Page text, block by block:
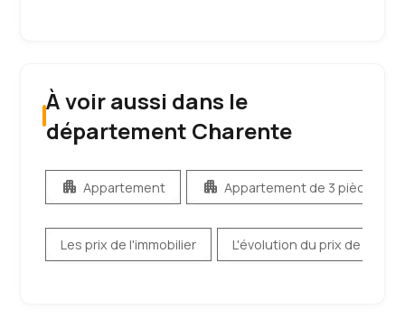
À voir aussi dans le
département Charente
apartment Appartement apartment Appartement de 3 pièces ou
Les prix de l'immobilier L'évolution du prix de